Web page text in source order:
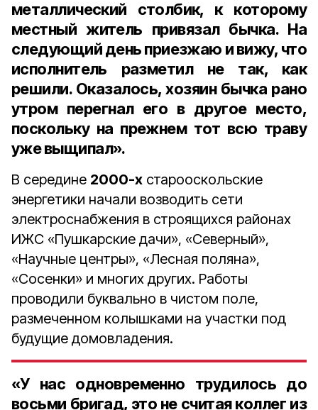
металлический столбик, к которому
местный житель привязал бычка. На
следующий день приезжаю и вижу, что
исполнитель разметил не так, как
решили. Оказалось, хозяин бычка рано
утром перегнал его в другое место,
поскольку на прежнем тот всю траву
уже выщипал».
В середине 2000-х старооскольские
энергетики начали возводить сети
электроснабжения в строящихся районах
ИЖС «Пушкарские дачи», «Северный»,
«Научные центры», «Лесная поляна»,
«Сосенки» и многих других. Работы
проводили буквально в чистом поле,
размеченном колышками на участки под
будущие домовладения.
«У нас одновременно трудилось до
восьми бригад, это не считая коллег из